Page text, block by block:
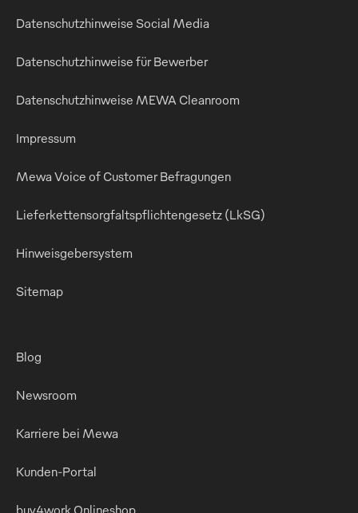
Datenschutzhinweise Social Media
Datenschutzhinweise für Bewerber
Datenschutzhinweise MEWA Cleanroom
Impressum
Mewa Voice of Customer Befragungen
Lieferkettensorgfaltspflichtengesetz (LkSG)
Hinweisgebersystem
Sitemap
Blog
Newsroom
Karriere bei Mewa
Kunden-Portal